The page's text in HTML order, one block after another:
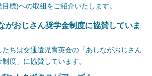
目標)への取組をご紹介いたします。
がおじさん奨学金制度に協賛していま
たちは交通遺児育英会の「あしながおじさん
制度」に協賛しています。